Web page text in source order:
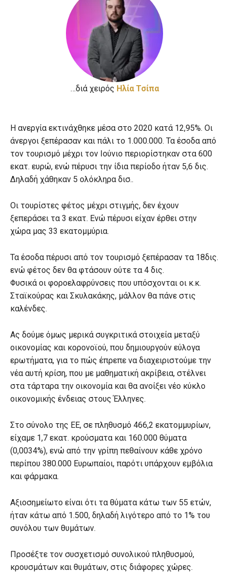
…διά χειρός Hλία Τσίπα
Η ανεργία εκτινάχθηκε μέσα στο 2020 κατά 12,95%. Οι
άνεργοι ξεπέρασαν και πάλι το 1.000.000. Τα έσοδα από
τον τουρισμό μέχρι τον Ιούνιο περιορίστηκαν στα 600
εκατ. ευρώ, ενώ πέρυσι την ίδια περίοδο ήταν 5,6 δις.
Δηλαδή χάθηκαν 5 ολόκληρα δισ..
Οι τουρίστες φέτος μέχρι στιγμής, δεν έχουν
ξεπεράσει τα 3 εκατ. Ενώ πέρυσι είχαν έρθει στην
χώρα μας 33 εκατομμύρια.
Τα έσοδα πέρυσι από τον τουρισμό ξεπέρασαν τα 18δις.
ενώ φέτος δεν θα φτάσουν ούτε τα 4 δις.
Φυσικά οι φοροελαφρύνσεις που υπόσχονται οι κ.κ.
Σταϊκούρας και Σκυλακάκης, μάλλον θα πάνε στις
καλένδες.
Ας δούμε όμως μερικά συγκριτικά στοιχεία μεταξύ
οικονομίας και κορονοϊού, που δημιουργούν εύλογα
ερωτήματα, για το πώς έπρεπε να διαχειριστούμε την
νέα αυτή κρίση, που με μαθηματική ακρίβεια, στέλνει
στα τάρταρα την οικονομία και θα ανοίξει νέο κύκλο
οικονομικής ένδειας στους Έλληνες.
Στο σύνολο της ΕΕ, σε πληθυσμό 466,2 εκατομμυρίων,
είχαμε 1,7 εκατ. κρούσματα και 160.000 θύματα
(0,0034%), ενώ από την γρίπη πεθαίνουν κάθε χρόνο
περίπου 380.000 Ευρωπαίοι, παρότι υπάρχουν εμβόλια
και φάρμακα.
Αξιοσημείωτο είναι ότι τα θύματα κάτω των 55 ετών,
ήταν κάτω από 1.500, δηλαδή λιγότερο από το 1% του
συνόλου των θυμάτων.
Προσέξτε τον συσχετισμό συνολικού πληθυσμού,
κρουσμάτων και θυμάτων, στις διάφορες χώρες.